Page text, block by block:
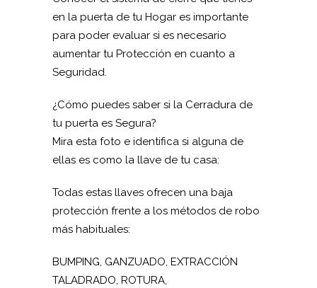
en la puerta de tu Hogar es importante
para poder evaluar si es necesario
aumentar tu Protección en cuanto a
Seguridad.
¿Cómo puedes saber si la Cerradura de
tu puerta es Segura?
Mira esta foto e identifica si alguna de
ellas es como la llave de tu casa:
Todas estas llaves ofrecen una baja
protección frente a los métodos de robo
más habituales:
BUMPING, GANZUADO, EXTRACCIÓN
TALADRADO, ROTURA,